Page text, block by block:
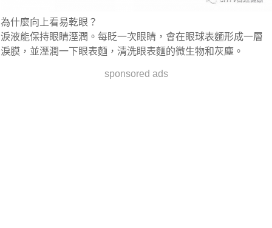
為什麼向上看易乾眼？
淚液能保持眼睛溼潤。每眨一次眼睛，會在眼球表麵形成一層
淚膜，並溼潤一下眼表麵，清洗眼表麵的微生物和灰塵。
sponsored ads